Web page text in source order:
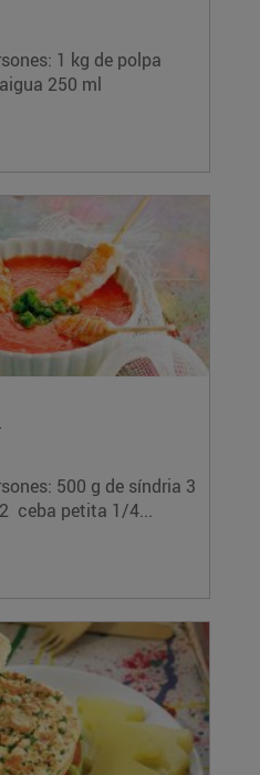
1 kg de polpa
250 ml
500 g de síndria 3
ceba petita 1/4...